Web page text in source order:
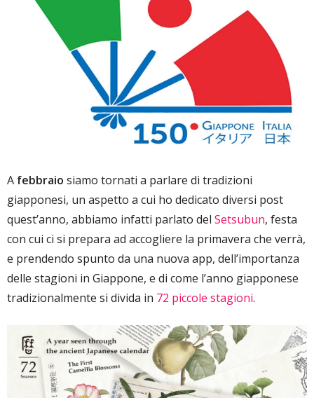
A febbraio siamo tornati a parlare di tradizioni
giapponesi, un aspetto a cui ho dedicato diversi post
quest’anno, abbiamo infatti parlato del Setsubun, festa
con cui ci si prepara ad accogliere la primavera che verrà,
e prendendo spunto da una nuova app, dell’importanza
delle stagioni in Giappone, e di come l’anno giapponese
tradizionalmente si divida in 72 piccole stagioni.